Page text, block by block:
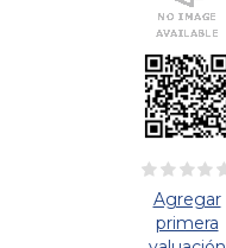
Agregar
primera